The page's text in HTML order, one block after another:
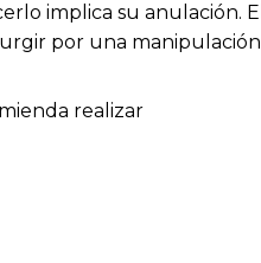
implica su anulación. El
por una manipulación
realizar